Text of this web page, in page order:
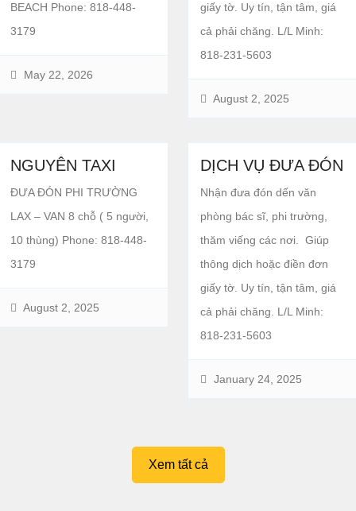
BEACH Phone: 818-448-
3179
May 22, 2026
giấy tờ. Uy tín, tận tâm, giá
cả phải chăng. L/L Minh:
818-231-5603
August 2, 2025
NGUYÊN TAXI
ĐƯA ĐÓN PHI TRƯỜNG
LAX – VAN 8 chỗ ( 5 người,
10 thùng) Phone: 818-448-
3179
August 2, 2025
DỊCH VỤ ĐƯA ĐÓN
Nhận đưa đón dến văn
phòng bác sĩ, phi trường,
thăm viếng các nơi. Giúp
thông dịch hoặc điền đơn
giấy tờ. Uy tín, tận tâm, giá
cả phải chăng. L/L Minh:
818-231-5603
January 24, 2025
Xem tất cả